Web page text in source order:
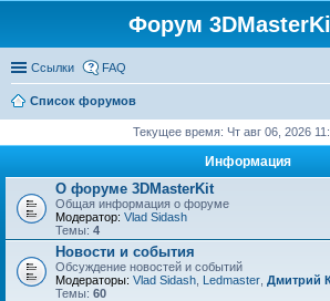
Форум
Ссылки FAQ
Список форумов
Текущее время: Чт авг 06, 2026
Информация
О форуме 3DMasterKit
Общая информация о форуме
Модератор: Vlad Sidash
Темы: 4
Новости и события
Обсуждение новостей и событий
Модераторы: Vlad Sidash Ledmaster Дмитрий
Темы: 60